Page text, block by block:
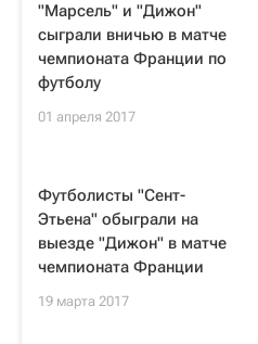
"Марсель" и "Дижон"
сыграли вничью в матче
чемпионата Франции по
футболу
01 апреля 2017
Футболисты "Сент-
Этьена" обыграли на
выезде "Дижон" в матче
чемпионата Франции
19 марта 2017